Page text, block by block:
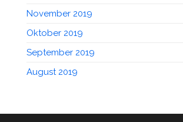
November 2019
Oktober 2019
September 2019
August 2019